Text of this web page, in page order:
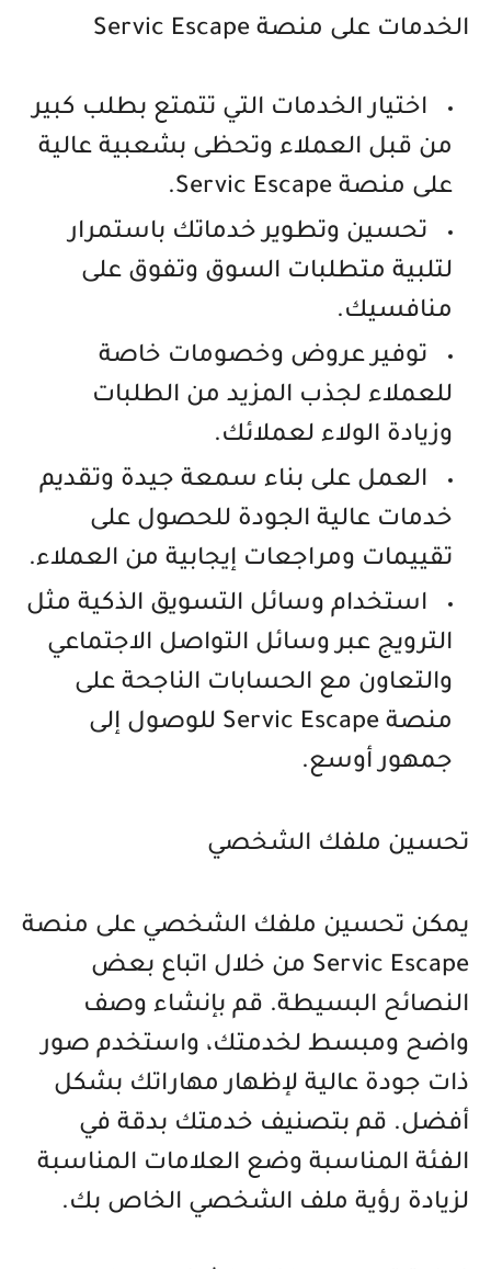
الخدمات على منصة Servic Escape
اختيار الخدمات التي تتمتع بطلب كبير
من قبل العملاء وتحظى بشعبية عالية
على منصة Servic Escape.
تحسين وتطوير خدماتك باستمرار
لتلبية متطلبات السوق وتفوق على
منافسيك.
توفير عروض وخصومات خاصة
للعملاء لجذب المزيد من الطلبات
وزيادة الولاء لعملائك.
العمل على بناء سمعة جيدة وتقديم
خدمات عالية الجودة للحصول على
تقييمات ومراجعات إيجابية من العملاء.
استخدام وسائل التسويق الذكية مثل
الترويج عبر وسائل التواصل الاجتماعي
والتعاون مع الحسابات الناجحة على
منصة Servic Escape للوصول إلى
جمهور أوسع.
تحسين ملفك الشخصي
يمكن تحسين ملفك الشخصي على منصة
Servic Escape من خلال اتباع بعض
النصائح البسيطة. قم بإنشاء وصف
واضح ومبسط لخدمتك، واستخدم صور
ذات جودة عالية لإظهار مهاراتك بشكل
أفضل. قم بتصنيف خدمتك بدقة في
الفئة المناسبة وضع العلامات المناسبة
لزيادة رؤية ملف الشخصي الخاص بك.